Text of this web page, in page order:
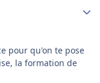
pour qu'on te pose
la formation de